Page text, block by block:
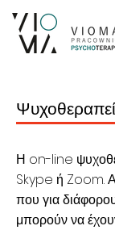
Η on-line
Skype ή Zoom.
που για
μπορούν να